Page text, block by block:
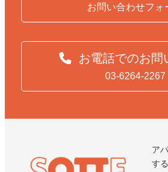
お問い合わせフォ
お電話でのお問
03-6264-2267
ア
す